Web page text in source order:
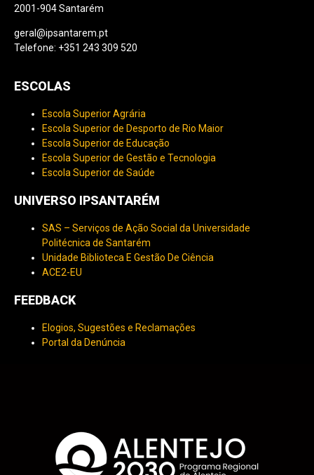
2001-904 Santarém
geral@ipsantarem.pt
Telefone: +351 243 309 520
ESCOLAS
Escola Superior Agrária
Escola Superior de Desporto de Rio Maior
Escola Superior de Educação
Escola Superior de Gestão e Tecnologia
Escola Superior de Saúde
UNIVERSO IPSANTARÉM
SAS – Serviços de Ação Social da Universidade
Politécnica de Santarém
Unidade Biblioteca E Gestão De Ciência
ACE2-EU
FEEDBACK
Elogios, Sugestões e Reclamações
Portal da Denúncia